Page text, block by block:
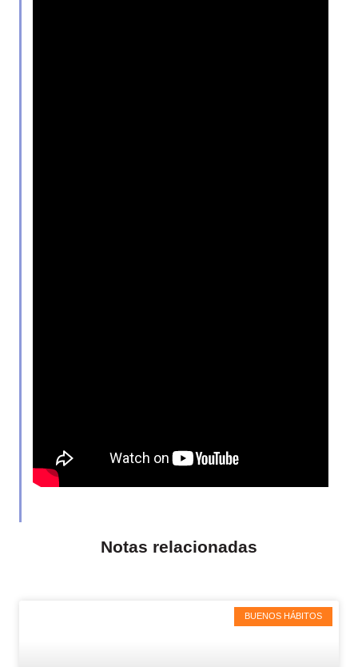
Notas relacionadas
BUENOS HÁBITOS